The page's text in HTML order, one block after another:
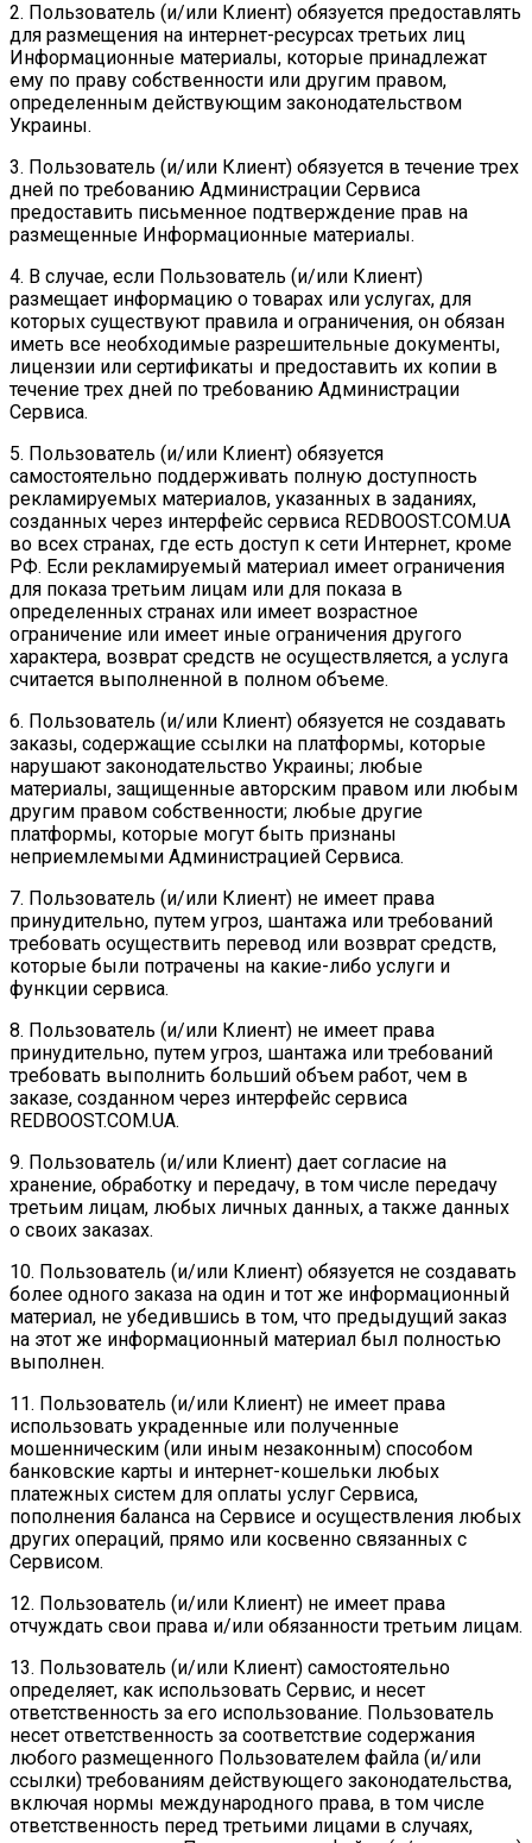
2. Пользователь (и/или Клиент) обязуется предоставлять
для размещения на интернет-ресурсах третьих лиц
Информационные материалы, которые принадлежат
ему по праву собственности или другим правом,
определенным действующим законодательством
Украины.
3. Пользователь (и/или Клиент) обязуется в течение трех
дней по требованию Администрации Сервиса
предоставить письменное подтверждение прав на
размещенные Информационные материалы.
4. В случае, если Пользователь (и/или Клиент)
размещает информацию о товарах или услугах, для
которых существуют правила и ограничения, он обязан
иметь все необходимые разрешительные документы,
лицензии или сертификаты и предоставить их копии в
течение трех дней по требованию Администрации
Сервиса.
5. Пользователь (и/или Клиент) обязуется
самостоятельно поддерживать полную доступность
рекламируемых материалов, указанных в заданиях,
созданных через интерфейс сервиса REDBOOST.COM.UA
во всех странах, где есть доступ к сети Интернет, кроме
РФ. Если рекламируемый материал имеет ограничения
для показа третьим лицам или для показа в
определенных странах или имеет возрастное
ограничение или имеет иные ограничения другого
характера, возврат средств не осуществляется, а услуга
считается выполненной в полном объеме.
6. Пользователь (и/или Клиент) обязуется не создавать
заказы, содержащие ссылки на платформы, которые
нарушают законодательство Украины; любые
материалы, защищенные авторским правом или любым
другим правом собственности; любые другие
платформы, которые могут быть признаны
неприемлемыми Администрацией Сервиса.
7. Пользователь (и/или Клиент) не имеет права
принудительно, путем угроз, шантажа или требований
требовать осуществить перевод или возврат средств,
которые были потрачены на какие-либо услуги и
функции сервиса.
8. Пользователь (и/или Клиент) не имеет права
принудительно, путем угроз, шантажа или требований
требовать выполнить больший объем работ, чем в
заказе, созданном через интерфейс сервиса
REDBOOST.COM.UA.
9. Пользователь (и/или Клиент) дает согласие на
хранение, обработку и передачу, в том числе передачу
третьим лицам, любых личных данных, а также данных
о своих заказах.
10. Пользователь (и/или Клиент) обязуется не создавать
более одного заказа на один и тот же информационный
материал, не убедившись в том, что предыдущий заказ
на этот же информационный материал был полностью
выполнен.
11. Пользователь (и/или Клиент) не имеет права
использовать украденные или полученные
мошенническим (или иным незаконным) способом
банковские карты и интернет-кошельки любых
платежных систем для оплаты услуг Сервиса,
пополнения баланса на Сервисе и осуществления любых
других операций, прямо или косвенно связанных с
Сервисом.
12. Пользователь (и/или Клиент) не имеет права
отчуждать свои права и/или обязанности третьим лицам.
13. Пользователь (и/или Клиент) самостоятельно
определяет, как использовать Сервис, и несет
ответственность за его использование. Пользователь
несет ответственность за соответствие содержания
любого размещенного Пользователем файла (и/или
ссылки) требованиям действующего законодательства,
включая нормы международного права, в том числе
ответственность перед третьими лицами в случаях,